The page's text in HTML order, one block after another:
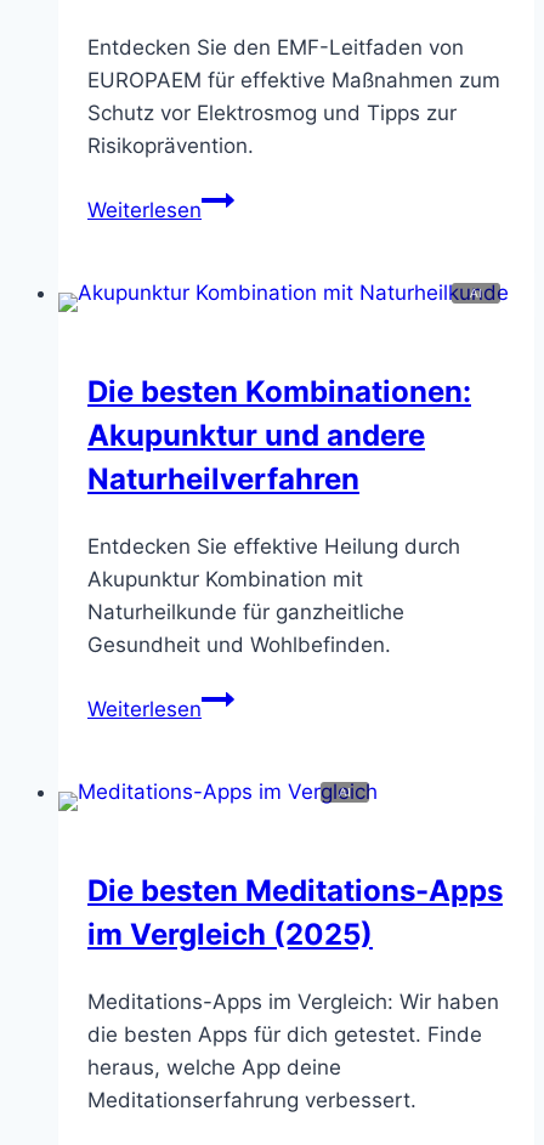
Entdecken Sie den EMF-Leitfaden von
EUROPAEM für effektive Maßnahmen zum
Schutz vor Elektrosmog und Tipps zur
Risikoprävention.
WeiterlesenEMF-
EUROPAEM:
Prävention
Die besten Kombinationen:
Akupunktur und andere
Naturheilverfahren
Entdecken Sie effektive Heilung durch
Akupunktur Kombination mit
Naturheilkunde für ganzheitliche
Gesundheit und Wohlbefinden.
WeiterlesenDie
Akupunktur
Naturheilverfahren
Die besten Meditations-Apps
im Vergleich (2025)
Meditations-Apps im Vergleich: Wir haben
die besten Apps für dich getestet. Finde
heraus, welche App deine
Meditationserfahrung verbessert.